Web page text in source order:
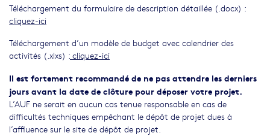
Téléchargement du formulaire de description détaillée (.docx) :
cliquez-ici
Téléchargement d’un modèle de budget avec calendrier des
activités (.xlxs) : cliquez-ici
Il est fortement recommandé de ne pas attendre les derniers
jours avant la date de clôture pour déposer votre projet.
L’AUF ne serait en aucun cas tenue responsable en cas de
difficultés techniques empêchant le dépôt de projet dues à
l’affluence sur le site de dépôt de projet.